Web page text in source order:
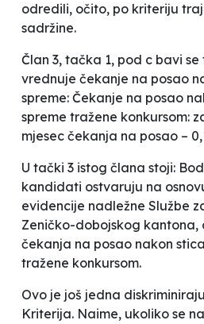
odredili, očito, po kriteriju
sadržine.
Član 3, tačka 1, pod c bavi se
vrednuje čekanje na posao
spreme: Čekanje na posao
spreme tražene konkursom:
mjesec čekanja na posao –
U tački 3 istog člana stoji:
kandidati ostvaruju na
evidencije nadležne Službe
Zeničko-dobojskog kantona,
čekanja na posao nakon
tražene konkursom.
Ovo je još jedna
Kriterija. Naime, ukoliko se